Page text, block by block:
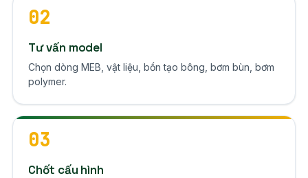
02
Tư vấn model
Chọn dòng MEB, vật liệu, bồn tạo bông, bơm bùn, bơm
polymer.
03
Chốt cấu hình